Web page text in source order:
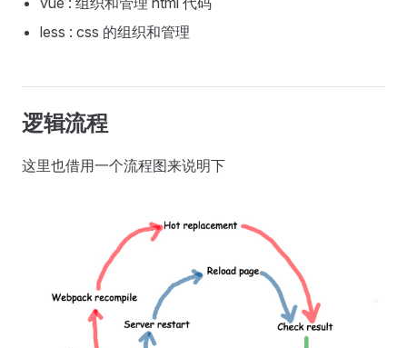
less : css 的组织和管理
逻辑流程
这里也借用一个流程图来说明下